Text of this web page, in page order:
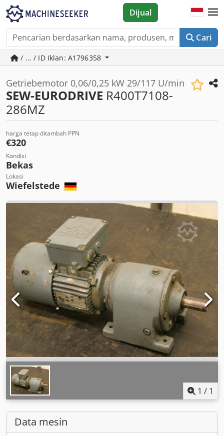
Cari
Dijual
/ ... / ID Iklan: A1796358
Getriebemotor 0,06/0,25 kW 29/117 U/min
SEW-EURODRIVE R400T7108-
286MZ
harga tetap ditambah PPN
€320
Kondisi
Bekas
Lokasi
Wiefelstede
1 / 1
Data mesin